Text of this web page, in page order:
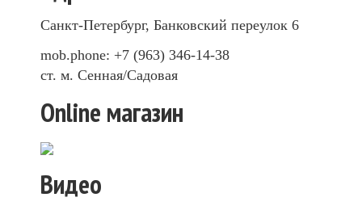
Санкт-Петербург, Банковский переулок 6
mob.phone: +7 (963) 346-14-38
ст. м. Сенная/Садовая
Online магазин
Видео